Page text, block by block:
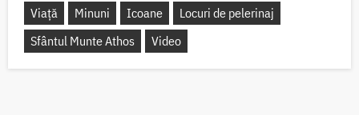
Viață Minuni Icoane
Locuri de pelerinaj
Sfântul Munte Athos
Video